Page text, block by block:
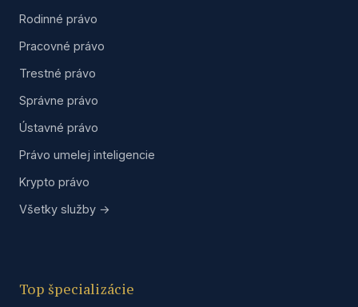
Rodinné právo
Pracovné právo
Trestné právo
Správne právo
Ústavné právo
Právo umelej inteligencie
Krypto právo
Všetky služby →
Top špecializácie